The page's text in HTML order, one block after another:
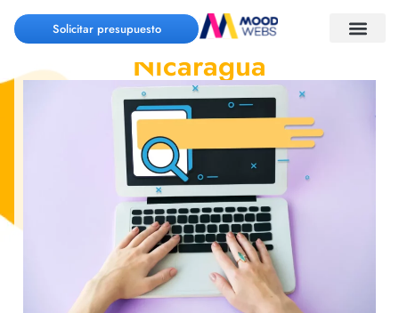
Solicitar presupuesto
Posicionamiento web
Nicaragua